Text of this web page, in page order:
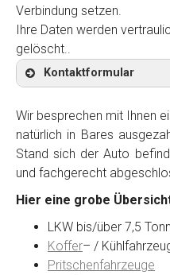
Verbindung setzen.
Ihre Daten werden
gelöscht..
Kontaktformular
Marke*
Wir besprechen mit Ihnen
natürlich in Bares
Stand sich der Auto
und fachgerecht
Hier eine grobe
LKW bis/über 7,5
Koffer– /
Pritschenfahrzeuge